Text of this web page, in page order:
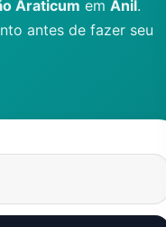
Araticum em Anil.
antes de fazer seu